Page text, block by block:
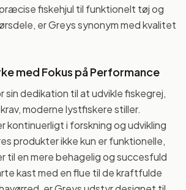
fiskehjul til funktionelt tøj og
er Greys synonym med kvalitet
med Fokus på Performance
sin dedikation til at udvikle fiskegrej,
moderne lystfiskere stiller.
kontinuerligt i forskning og udvikling
produkter ikke kun er funktionelle,
til en mere behagelig og succesfuld
kast med en flue til de kraftfulde